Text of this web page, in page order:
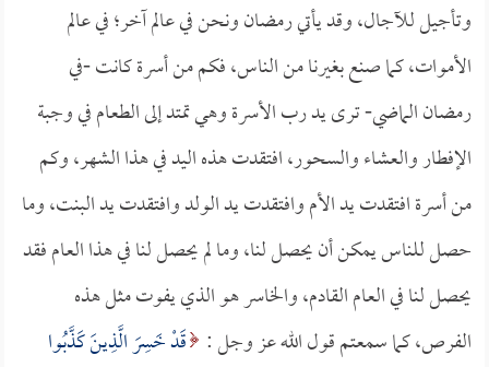
وتأجيل للآجال، وقد يأتي رمضان ونحن في عالم آخر؛ في عالم
الأموات، كما صنع بغيرنا من الناس، فكم من أسرة كانت -في
رمضان الماضي- ترى يد رب الأسرة وهي تمتد إلى الطعام في وجبة
الإفطار والعشاء والسحور، افتقدت هذه اليد في هذا الشهر، وكم
من أسرة افتقدت يد الأم وافتقدت يد الولد وافتقدت يد البنت، وما
حصل للناس يمكن أن يحصل لنا، وما لم يحصل لنا في هذا العام فقد
يحصل لنا في العام القادم، والخاسر هو الذي يفوت مثل هذه
الفرص، كما سمعتم قول الله عز وجل : قَدْ خَسِرَ الَّذِينَ كَذَّبُوا